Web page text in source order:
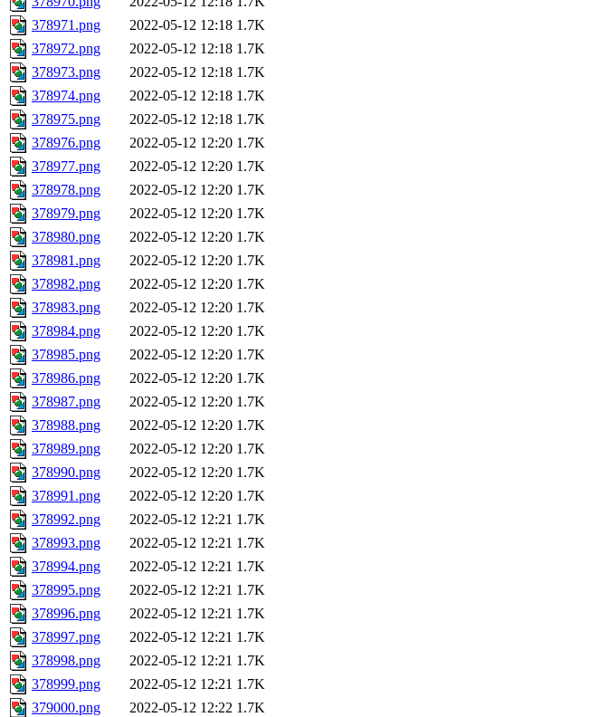
378971.png
2022-05-12 12:18 1.7K
378972.png
2022-05-12 12:18 1.7K
378973.png
2022-05-12 12:18 1.7K
378974.png
2022-05-12 12:18 1.7K
378975.png
2022-05-12 12:18 1.7K
378976.png
2022-05-12 12:20 1.7K
378977.png
2022-05-12 12:20 1.7K
378978.png
2022-05-12 12:20 1.7K
378979.png
2022-05-12 12:20 1.7K
378980.png
2022-05-12 12:20 1.7K
378981.png
2022-05-12 12:20 1.7K
378982.png
2022-05-12 12:20 1.7K
378983.png
2022-05-12 12:20 1.7K
378984.png
2022-05-12 12:20 1.7K
378985.png
2022-05-12 12:20 1.7K
378986.png
2022-05-12 12:20 1.7K
378987.png
2022-05-12 12:20 1.7K
378988.png
2022-05-12 12:20 1.7K
378989.png
2022-05-12 12:20 1.7K
378990.png
2022-05-12 12:20 1.7K
378991.png
2022-05-12 12:20 1.7K
378992.png
2022-05-12 12:21 1.7K
378993.png
2022-05-12 12:21 1.7K
378994.png
2022-05-12 12:21 1.7K
378995.png
2022-05-12 12:21 1.7K
378996.png
2022-05-12 12:21 1.7K
378997.png
2022-05-12 12:21 1.7K
378998.png
2022-05-12 12:21 1.7K
378999.png
2022-05-12 12:21 1.7K
379000.png
2022-05-12 12:22 1.7K